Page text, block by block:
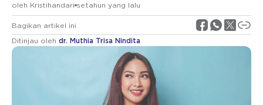
oleh Kristihandari setahun yang lalu
Bagikan artikel ini
Ditinjau oleh dr. Muthia Trisa Nindita